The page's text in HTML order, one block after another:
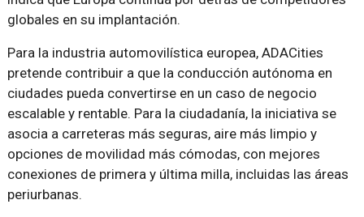
globales en su implantación.
Para la industria automovilística europea, ADACities
pretende contribuir a que la conducción autónoma en
ciudades pueda convertirse en un caso de negocio
escalable y rentable. Para la ciudadanía, la iniciativa se
asocia a carreteras más seguras, aire más limpio y
opciones de movilidad más cómodas, con mejores
conexiones de primera y última milla, incluidas las áreas
periurbanas.